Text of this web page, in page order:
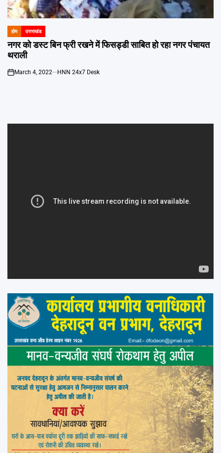
POSTED
IN
होम उत्तराखंड
नगर को डस्ट बिन फ्री रखने में फिसड्डी साबित हो रहा नगर पंचायत
थराली
on
March 4, 2022 HNN 24x7 Desk